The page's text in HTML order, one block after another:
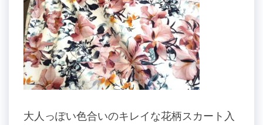
大人っぽい色合いのキレイな花柄スカート入